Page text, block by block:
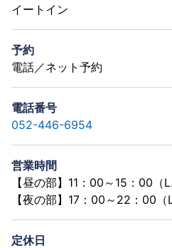
イートイン
予約
電話／ネット予約
電話番号
052-446-6954
営業時間
【昼の部】11：00～15：00（
【夜の部】17：00～22：00（
定休日